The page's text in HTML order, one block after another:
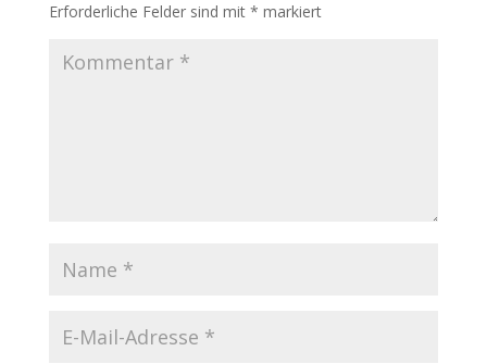
Erforderliche Felder sind mit * markiert